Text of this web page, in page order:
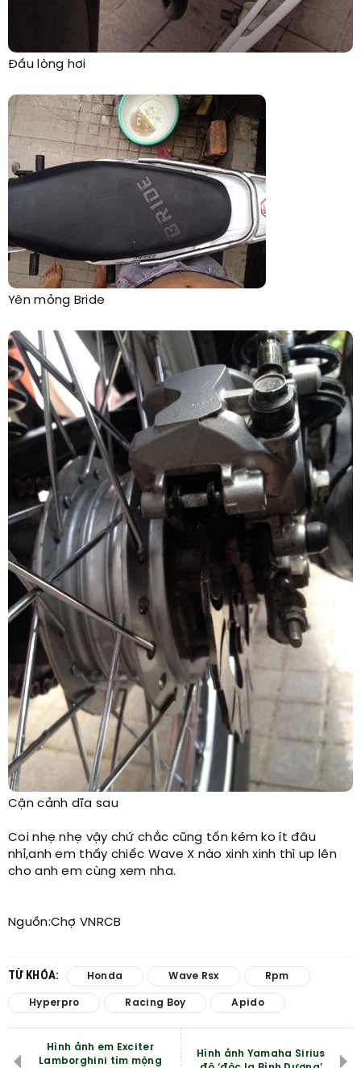
Đầu lòng hơi
Yên mỏng Bride
Cận cảnh dĩa sau
Coi nhẹ nhẹ vậy chứ chắc cũng tốn kém ko ít đâu
nhỉ,anh em thấy chiếc Wave X nào xinh xinh thì up lên
cho anh em cùng xem nha.
Nguồn:Chợ VNRCB​
TỪ KHÓA: Honda Wave Rsx Rpm
Hyperpro Racing Boy Apido
Hình ảnh em Exciter
Lamborghini tím mộng
Hình ảnh Yamaha Sirius